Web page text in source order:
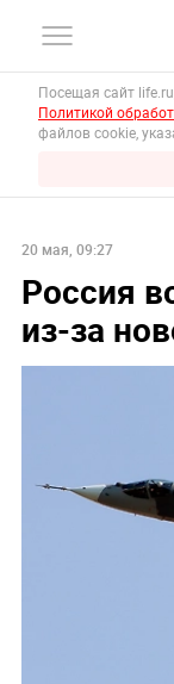
Посещая сайт
Политикой
файлов cookie,
20 мая, 09:27
Россия
из-за